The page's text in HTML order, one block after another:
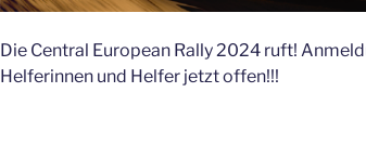
Die Central European Rally 2024 ruft!
Helferinnen und Helfer jetzt offen!!!